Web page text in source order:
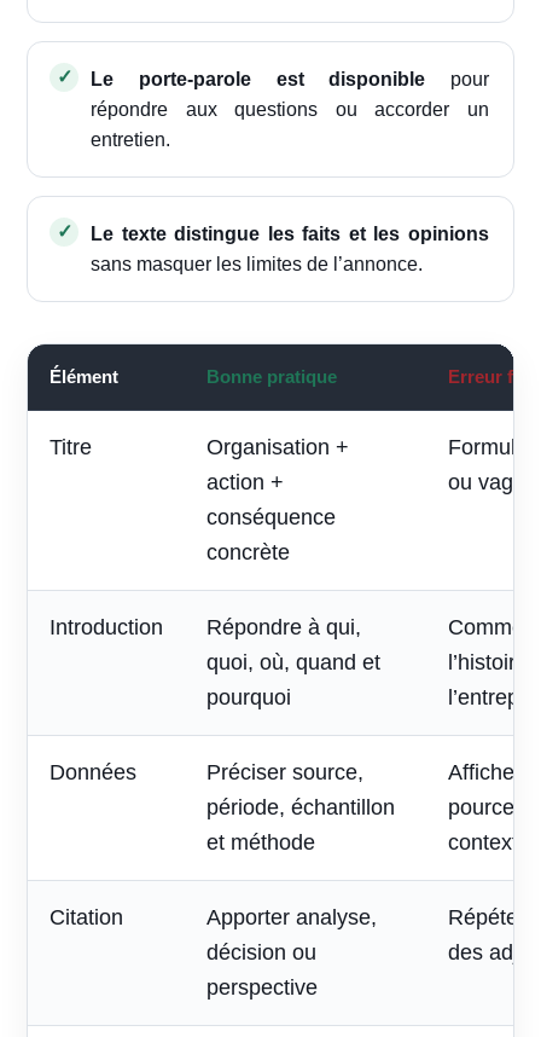
Le porte-parole est disponible pour
répondre aux questions ou accorder un
entretien.
Le texte distingue les faits et les opinions
sans masquer les limites de l’annonce.
Élément Bonne pratique Erreur
Titre
Organisation +
action +
conséquence
concrète
Formule
ou vague
Introduction
Répondre à qui,
quoi, où, quand et
pourquoi
Données
Préciser source,
période, échantillon
et méthode
Afficher
contexte
Citation
Apporter analyse,
décision ou
perspective
Répéter
des